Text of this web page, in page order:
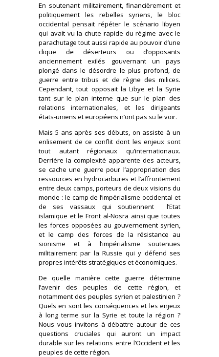
En soutenant militairement, financièrement et
politiquement les rebelles syriens, le bloc
occidental pensait répéter le scénario libyen
qui avait vu la chute rapide du régime avec le
parachutage tout aussi rapide au pouvoir d’une
clique de déserteurs ou d’opposants
anciennement exilés gouvernant un pays
plongé dans le désordre le plus profond, de
guerre entre tribus et de règne des milices.
Cependant, tout opposait la Libye et la Syrie
tant sur le plan interne que sur le plan des
relations internationales, et les dirigeants
états-uniens et européens n’ont pas su le voir.
Mais 5 ans après ses débuts, on assiste à un
enlisement de ce conflit dont les enjeux sont
tout autant régionaux qu’internationaux.
Derrière la complexité apparente des acteurs,
se cache une guerre pour l’appropriation des
ressources en hydrocarbures et l’affrontement
entre deux camps, porteurs de deux visions du
monde : le camp de l’impérialisme occidental et
de ses vassaux qui soutiennent l’Etat
islamique et le Front al-Nosra ainsi que toutes
les forces opposées au gouvernement syrien,
et le camp des forces de la résistance au
sionisme et à l’impérialisme soutenues
militairement par la Russie qui y défend ses
propres intérêts stratégiques et économiques.
De quelle manière cette guerre détermine
l’avenir des peuples de cette région, et
notamment des peuples syrien et palestinien ?
Quels en sont les conséquences et les enjeux
à long terme sur la Syrie et toute la région ?
Nous vous invitons à débattre autour de ces
questions cruciales qui auront un impact
durable sur les relations entre l’Occident et les
peuples de cette région.